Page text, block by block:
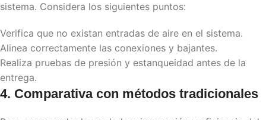
sistema. Considera los siguientes puntos:
Verifica que no existan entradas de aire en el sistema.
Alinea correctamente las conexiones y bajantes.
Realiza pruebas de presión y estanqueidad antes de la
entrega.
4. Comparativa con métodos tradicionales